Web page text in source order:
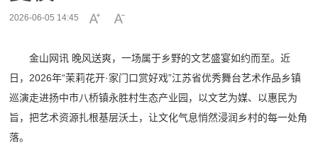
2026-06-05 14:45
金山网讯 晚风送爽，一场属于乡野的文艺盛宴如约而至。近
日，2026年“茉莉花开·家门口赏好戏”江苏省优秀舞台艺术作品乡镇
巡演走进扬中市八桥镇永胜村生态产业园，以文艺为媒、以惠民为
旨，把艺术资源扎根基层沃土，让文化气息悄然浸润乡村的每一处角
落。